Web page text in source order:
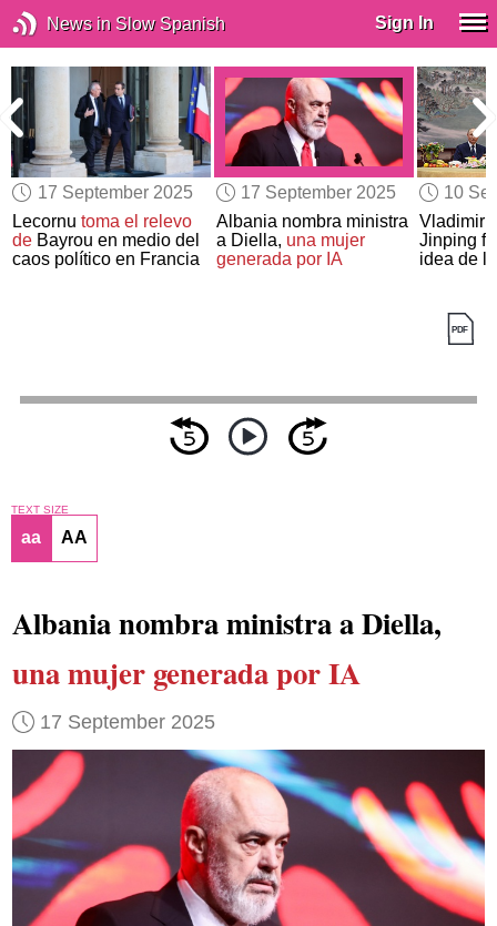
News in Slow Spanish Sign In
17 September 2025
Lecornutoma el relevo
de Bayrou en medio del
caos político en Francia
17 September 2025
Albania nombra ministra
a Diella, una mujer
generada por IA
10
Vladimir
Jinping
idea de
TEXT SIZE
aa AA
Albania nombra ministra a Diella,
una mujer generada por IA
17 September 2025